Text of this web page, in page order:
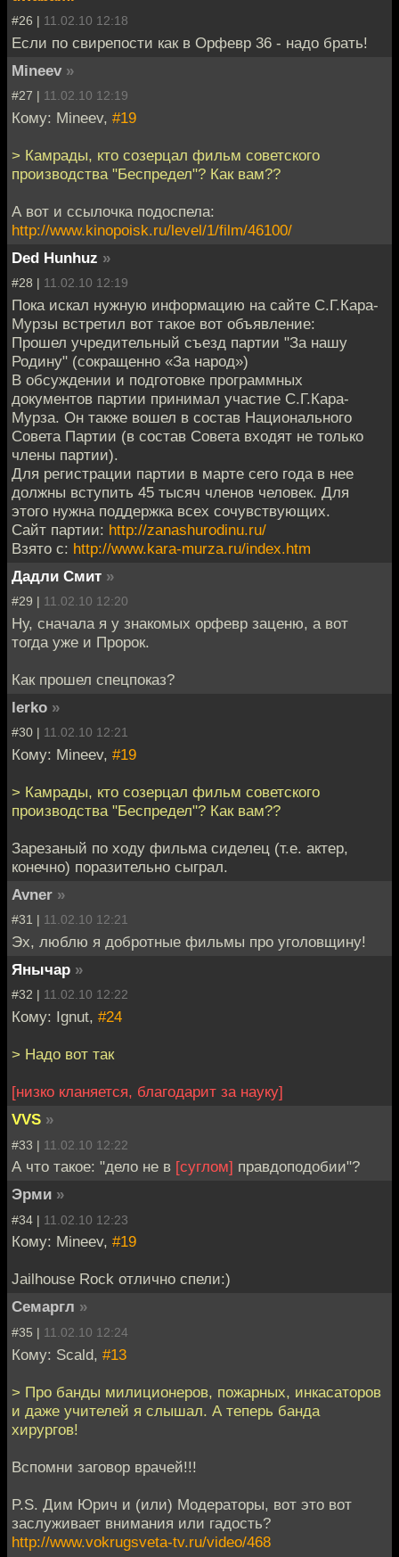
#26 | 11.02.10 12:18
Если по свирепости как в Орфевр 36 - надо брать!
Mineev »
#27 | 11.02.10 12:19
Кому: Mineev, #19
> Камрады, кто созерцал фильм советского
производства "Беспредел"? Как вам??
А вот и ссылочка подоспела:
http://www.kinopoisk.ru/level/1/film/46100/
Ded Hunhuz »
#28 | 11.02.10 12:19
Пока искал нужную информацию на сайте С.Г.Кара-
Мурзы встретил вот такое вот объявление:
Прошел учредительный съезд партии "За нашу
Родину" (сокращенно «За народ»)
В обсуждении и подготовке программных
документов партии принимал участие С.Г.Кара-
Мурза. Он также вошел в состав Национального
Совета Партии (в состав Совета входят не только
члены партии).
Для регистрации партии в марте сего года в нее
должны вступить 45 тысяч членов человек. Для
этого нужна поддержка всех сочувствующих.
Сайт партии: http://zanashurodinu.ru/
Взято с: http://www.kara-murza.ru/index.htm
Дадли Смит »
#29 | 11.02.10 12:20
Ну, сначала я у знакомых орфевр заценю, а вот
тогда уже и Пророк.
Как прошел спецпоказ?
lerko »
#30 | 11.02.10 12:21
Кому: Mineev, #19
> Камрады, кто созерцал фильм советского
производства "Беспредел"? Как вам??
Зарезаный по ходу фильма сиделец (т.е. актер,
конечно) поразительно сыграл.
Avner »
#31 | 11.02.10 12:21
Эх, люблю я добротные фильмы про уголовщину!
Янычар »
#32 | 11.02.10 12:22
Кому: Ignut, #24
> Надо вот так
[низко кланяется, благодарит за науку]
VVS »
#33 | 11.02.10 12:22
А что такое: "дело не в [суглом] правдоподобии"?
Эрми »
#34 | 11.02.10 12:23
Кому: Mineev, #19
Jailhouse Rock отлично спели:)
Семаргл »
#35 | 11.02.10 12:24
Кому: Scald, #13
> Про банды милиционеров, пожарных, инкасаторов
и даже учителей я слышал. А теперь банда
хирургов!
Вспомни заговор врачей!!!
P.S. Дим Юрич и (или) Модераторы, вот это вот
заслуживает внимания или гадость?
http://www.vokrugsveta-tv.ru/video/468